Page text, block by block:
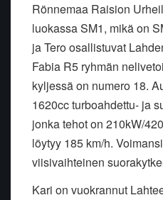
Rönnemaa Raision
luokassa SM1, mikä on
ja Tero osallistuvat
Fabia R5 ryhmän
kyljessä on numero 18.
1620cc turboahdettu- ja
jonka tehot on 210kW/
löytyy 185 km/h.
viisivaihteinen
Kari on vuokrannut